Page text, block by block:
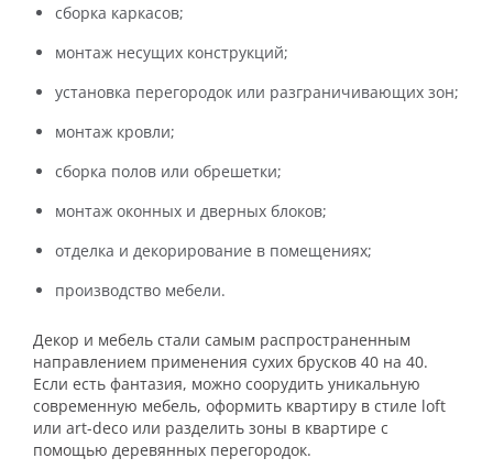
сборка каркасов;
монтаж несущих конструкций;
установка перегородок или разграничивающих зон;
монтаж кровли;
сборка полов или обрешетки;
монтаж оконных и дверных блоков;
отделка и декорирование в помещениях;
производство мебели.
Декор и мебель стали самым распространенным
направлением применения сухих брусков 40 на 40.
Если есть фантазия, можно соорудить уникальную
современную мебель, оформить квартиру в стиле loft
или art-deco или разделить зоны в квартире с
помощью деревянных перегородок.